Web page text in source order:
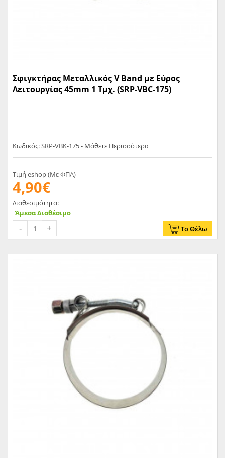
Σφιγκτήρας Μεταλλικός V Band με Εύρος
Λειτουργίας 45mm 1 Τμχ. (SRP-VBC-175)
Κωδικός: SRP-VBK-175 - Μάθετε Περισσότερα
Τιμή eshop (Με ΦΠΑ)
4,90€
Διαθεσιμότητα:
Άμεσα Διαθέσιμο
Το Θέλω